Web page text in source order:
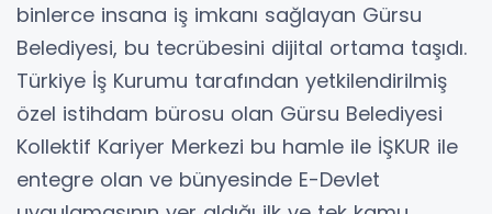
binlerce insana iş imkanı sağlayan Gürsu
Belediyesi, bu tecrübesini dijital ortama taşıdı.
Türkiye İş Kurumu tarafından yetkilendirilmiş
özel istihdam bürosu olan Gürsu Belediyesi
Kollektif Kariyer Merkezi bu hamle ile İŞKUR ile
entegre olan ve bünyesinde E-Devlet